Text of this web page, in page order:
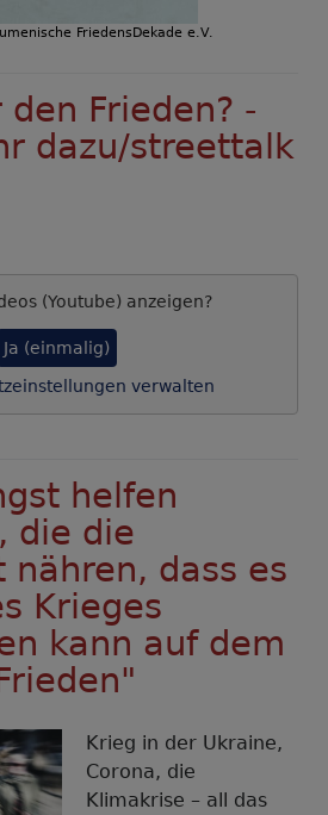
FriedensDekade e.V.
Frieden? -
dazu/streettalk
(Youtube) anzeigen?
Ja (einmalig)
verwalten
helfen
die die
nähren, dass es
Krieges
kann auf dem
Krieg in der Ukraine,
Corona, die
Klimakrise – all das